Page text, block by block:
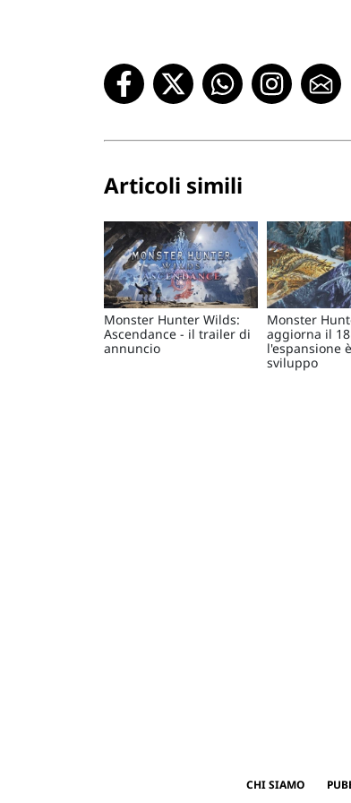
Articoli simili
Monster Hunter Wilds:
Ascendance - il trailer di
annuncio
Monster
aggiorna il
l'espansione
sviluppo
CHI SIAMO